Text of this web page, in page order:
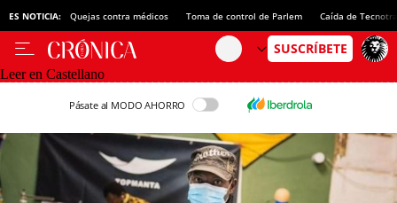
ES NOTICIA: Quejas contra médicos Toma de control de Parlem Caída de
Leer en Castellano
Pásate al MODO AHORRO